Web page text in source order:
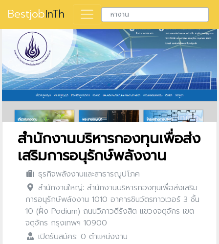
BestjobInTh
สำนักงานบริหารกองทุนเพื่อส่ง
เสริมการอนุรักษ์พลังงาน
ธุรกิจพลังงานและสาธารณูปโภค
สำนักงานใหญ่: สำนักงานบริหารกองทุนเพื่อส่งเสริม
การอนุรักษ์พลังงาน 1010 อาคารชินวัตรทาวเวอร์ 3 ชั้น
10 (ฝั่ง Podium) ถนนวิภาวดีรังสิต แขวงจตุจักร เขต
จตุจักร กรุงเทพฯ 10900
เปิดรับสมัคร: 0 ตำแหน่งงาน